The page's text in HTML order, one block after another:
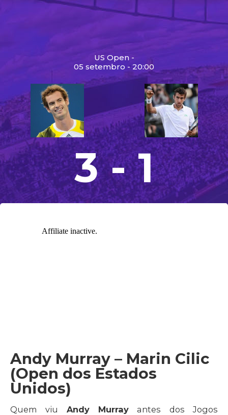
US Open -
05 setembro - 20:00
3 - 1
Andy Murray – Marin Cilic
(Open dos Estados
Unidos)
Quem viu Andy Murray antes dos Jogos